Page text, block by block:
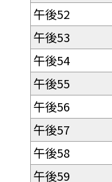
午後52
午後53
午後54
午後55
午後56
午後57
午後58
午後59